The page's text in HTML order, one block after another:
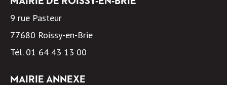
9 rue Pasteur
77680 Roissy-en-Brie
Tél. 01 64 43 13 00
MAIRIE ANNEXE